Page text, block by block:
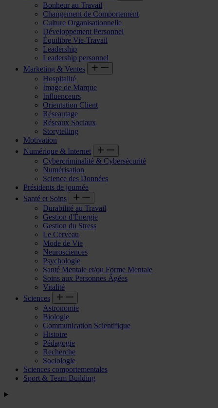
Bonheur au Travail
Changement de Comportement
Culture Organisationnelle
Développement Personnel
Équilibre Vie-Travail
Leadership
Leadership personnel
Marketing & Ventes
Hospitalité
Image de Marque
Influenceurs
Orientation Client
Réseautage
Réseaux Sociaux
Storytelling
Motivation
Numérique & Internet
Cybercriminalité & Cybersécurité
Numérisation
Science des Données
Présidents de journée
Santé et Soins
Durabilité au Travail
Gestion d'Énergie
Gestion du Stress
Le Cerveau
Mode de Vie
Neurosciences
Psychologie
Santé Mentale et/ou Forme Mentale
Soins aux Personnes Âgées
Vitalité
Sciences
Astronomie
Biologie
Communication Scientifique
Histoire
Pédagogie
Recherche
Sociologie
Sciences comportementales
Sport & Team Building